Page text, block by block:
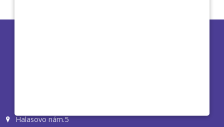
Halasovo nám.5